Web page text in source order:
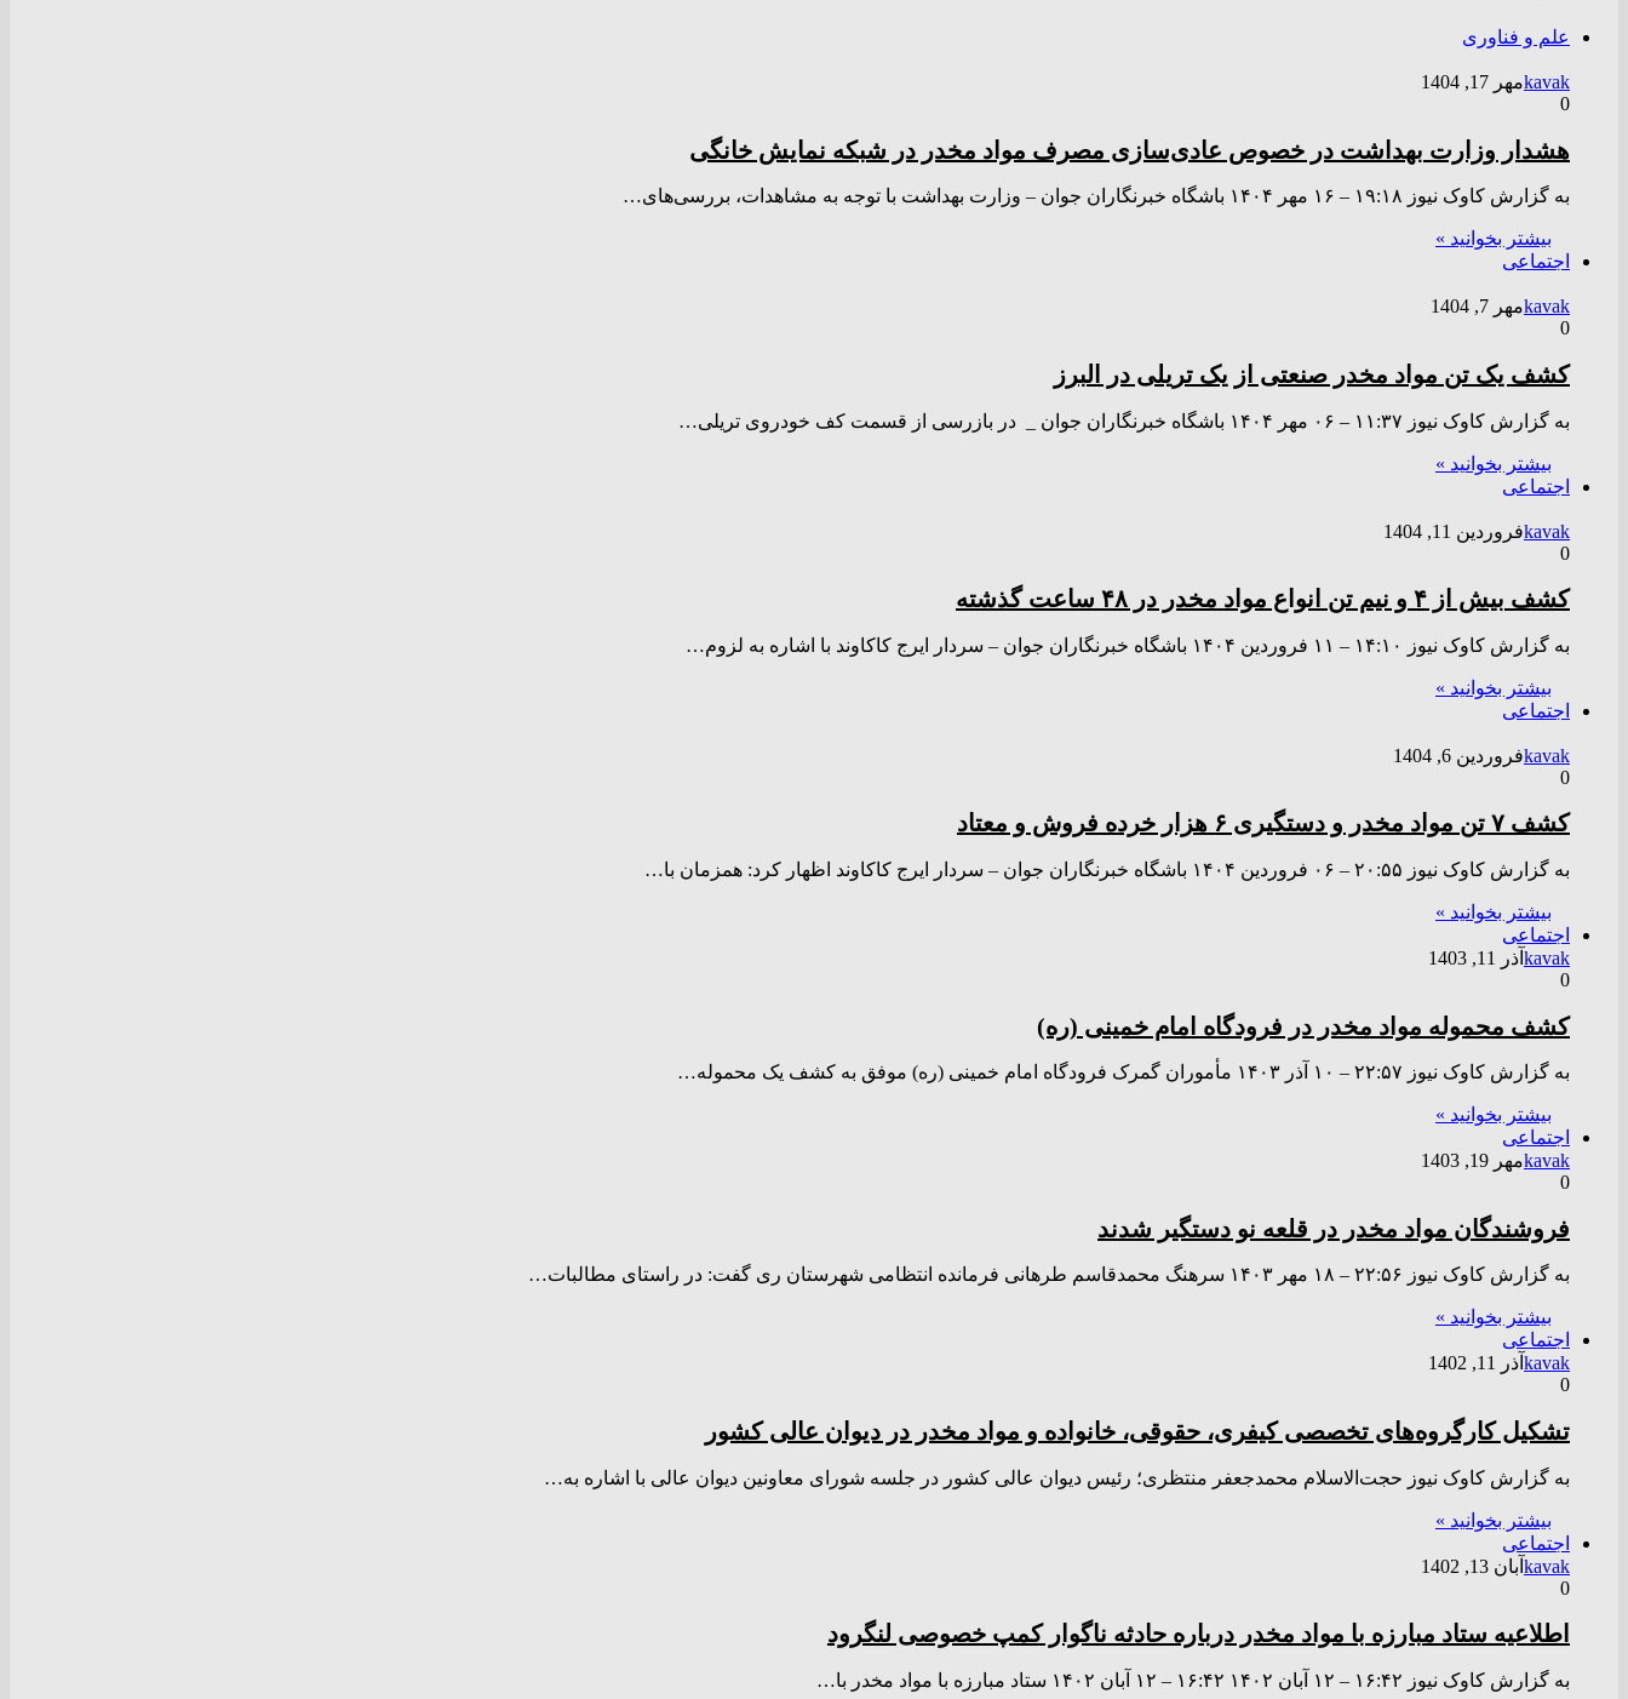
علم و فناوری
kavakمهر 17, 1404
0
هشدار وزارت بهداشت در خصوص عادی‌سازی مصرف مواد مخدر در شبکه نمایش خانگی
به گزارش کاوک نیوز ۱۹:۱۸ – ۱۶ مهر ۱۴۰۴ باشگاه خبرنگاران جوان – وزارت بهداشت با توجه به مشاهدات، بررسی‌های…
بیشتر بخوانید »
اجتماعی
kavakمهر 7, 1404
0
کشف یک تن مواد مخدر صنعتی از یک تریلی در البرز
به گزارش کاوک نیوز ۱۱:۳۷ – ۰۶ مهر ۱۴۰۴ باشگاه خبرنگاران جوان _ در بازرسی از قسمت کف خودروی تریلی…
بیشتر بخوانید »
اجتماعی
kavakفروردین 11, 1404
0
کشف بیش از ۴ و نیم تن انواع مواد مخدر در ۴۸ ساعت گذشته
به گزارش کاوک نیوز ۱۴:۱۰ – ۱۱ فروردين ۱۴۰۴ باشگاه خبرنگاران جوان – سردار ایرج کاکاوند با اشاره به لزوم…
بیشتر بخوانید »
اجتماعی
kavakفروردین 6, 1404
0
کشف ۷ تن مواد مخدر و دستگیری ۶ هزار خرده فروش و معتاد
به گزارش کاوک نیوز ۲۰:۵۵ – ۰۶ فروردين ۱۴۰۴ باشگاه خبرنگاران جوان – سردار ایرج کاکاوند اظهار کرد: همزمان با…
بیشتر بخوانید »
اجتماعی
kavak آذر 11, 1403
0
کشف محموله مواد مخدر در فرودگاه امام خمینی (ره)
به گزارش کاوک نیوز ۲۲:۵۷ – ۱۰ آذر ۱۴۰۳ مأموران گمرک فرودگاه امام خمینی (ره) موفق به کشف یک محموله…
بیشتر بخوانید »
اجتماعی
kavakمهر 19, 1403
0
فروشندگان مواد مخدر در قلعه نو دستگیر شدند
به گزارش کاوک نیوز ۲۲:۵۶ – ۱۸ مهر ۱۴۰۳ سرهنگ محمدقاسم طرهانی فرمانده انتظامی شهرستان ری گفت: در راستای مطالبات…
بیشتر بخوانید »
اجتماعی
kavak آذر 11, 1402
0
تشکیل کارگروه‌های تخصصی کیفری، حقوقی، خانواده و مواد مخدر در دیوان عالی کشور
به گزارش کاوک نیوز حجت‌الاسلام محمدجعفر منتظری؛ رئیس دیوان عالی کشور در جلسه شورای معاونین دیوان عالی با اشاره به…
بیشتر بخوانید »
اجتماعی
kavak آبان 13, 1402
0
اطلاعیه ستاد مبارزه با مواد مخدر درباره حادثه ناگوار کمپ خصوصی لنگرود
به گزارش کاوک نیوز ۱۶:۴۲ – ۱۲ آبان ۱۴۰۲ ۱۶:۴۲ – ۱۲ آبان ۱۴۰۲ ستاد مبارزه با مواد مخدر با…